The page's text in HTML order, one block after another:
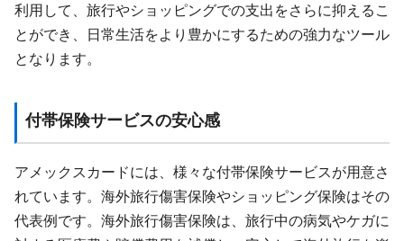
利用して、旅行やショッピングでの支出をさらに抑えるこ
とができ、日常生活をより豊かにするための強力なツール
となります。
付帯保険サービスの安心感
アメックスカードには、様々な付帯保険サービスが用意さ
れています。海外旅行傷害保険やショッピング保険はその
代表例です。海外旅行傷害保険は、旅行中の病気やケガに